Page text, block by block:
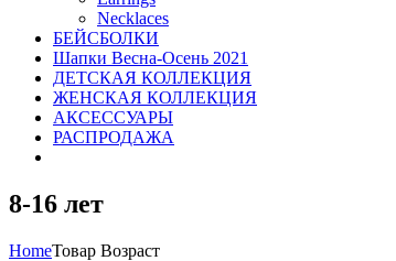
Necklaces
БЕЙСБОЛКИ
Шапки Весна-Осень 2021
ДЕТСКАЯ КОЛЛЕКЦИЯ
ЖЕНСКАЯ КОЛЛЕКЦИЯ
АКСЕССУАРЫ
РАСПРОДАЖА
8-16 лет
HomeТовар Возраст